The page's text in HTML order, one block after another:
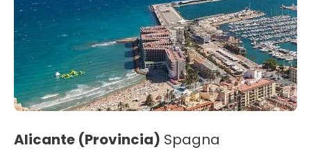
Alicante (Provincia) Spagna